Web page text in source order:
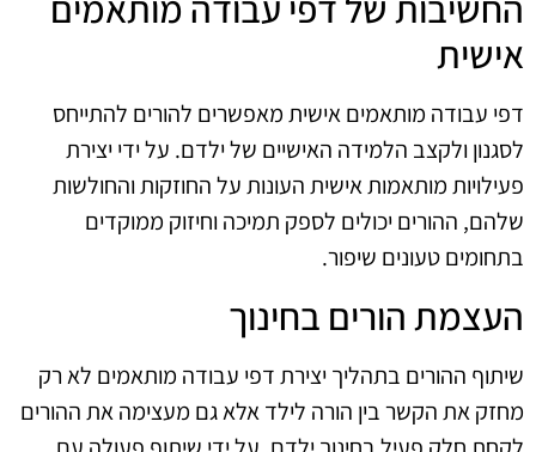
אישית
דפי עבודה מותאמים אישית מאפשרים להורים להתייחס
לסגנון ולקצב הלמידה האישיים של ילדם. על ידי יצירת
פעילויות מותאמות אישית העונות על החוזקות והחולשות
שלהם, ההורים יכולים לספק תמיכה וחיזוק ממוקדים
בתחומים טעונים שיפור.
העצמת הורים בחינוך
שיתוף ההורים בתהליך יצירת דפי עבודה מותאמים לא רק
מחזק את הקשר בין הורה לילד אלא גם מעצימה את ההורים